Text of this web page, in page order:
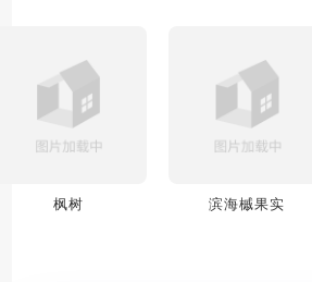
枫树 滨海槭果实